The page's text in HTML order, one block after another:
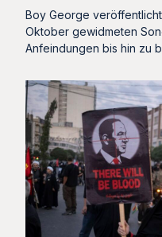
Boy George
Oktober gewidmeten
Anfeindungen bis hin zu